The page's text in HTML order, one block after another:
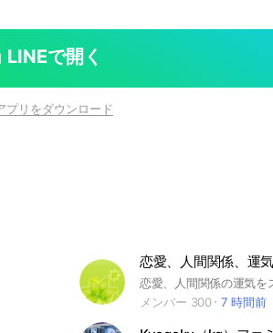
LINEで開く
プリをダウンロード
メンバー 300
7 時間前